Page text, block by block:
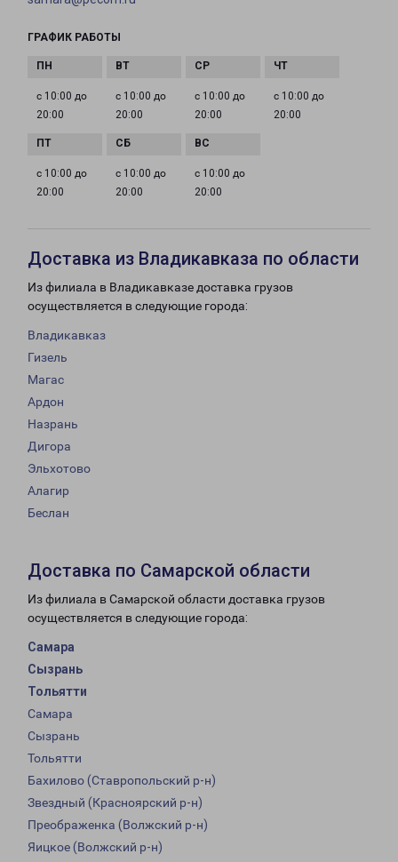
ГРАФИК РАБОТЫ
с 10:00 до
20:00
с 10:00 до
20:00
с 10:00 до
20:00
с 10:00 до
20:00
с 10:00 до
20:00
с 10:00 до
20:00
с 10:00 до
20:00
Доставка из Владикавказа по области
Из филиала в Владикавказе доставка грузов
осуществляется в следующие города:
Владикавказ
Гизель
Магас
Ардон
Назрань
Дигора
Эльхотово
Алагир
Беслан
Доставка по Самарской области
Из филиала в Самарской области доставка грузов
осуществляется в следующие города:
Самара
Сызрань
Тольятти
Самара
Сызрань
Тольятти
Бахилово (Ставропольский р-н)
Звездный (Красноярский р-н)
Преображенка (Волжский р-н)
Яицкое (Волжский р-н)